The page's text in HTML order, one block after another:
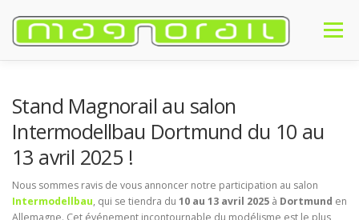
contenu
Menu
#MAGNORAIL FAQ
Français
Stand Magnorail au salon
Intermodellbau Dortmund du 10 au
13 avril 2025 !
Nous sommes ravis de vous annoncer notre participation au salon
Intermodellbau, qui se tiendra du 10 au 13 avril 2025 à Dortmund en
Allemagne. Cet événement incontournable du modélisme est le plus